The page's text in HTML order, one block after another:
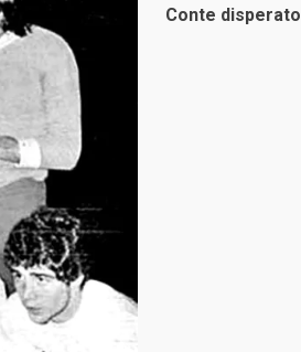
Conte disperato